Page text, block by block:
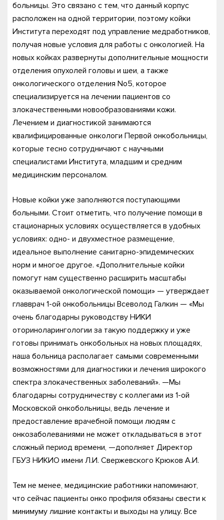
больницы. Это связано с тем, что данный корпус
расположен на одной территории, поэтому койки
Института переходят под управление медработников,
получая новые условия для работы с онкологией. На
новых койках развернуты дополнительные мощности
отделения опухолей головы и шеи, а также
онкологического отделения No5, которое
специализируется на лечении пациентов со
злокачественными новообразованиями кожи.
Лечением и диагностикой занимаются
квалифицированные онкологи Первой онкобольницы,
которые тесно сотрудничают с научными
специалистами Института, младшим и средним
медицинским персоналом.
Новые койки уже заполняются поступающими
больными. Стоит отметить, что получение помощи в
стационарных условиях осуществляется в удобных
условиях: одно- и двухместное размещение,
идеальное выполнение санитарно-эпидемических
норм и многое другое. «Дополнительные койки
помогут нам существенно расширить масштабы
оказываемой онкологической помощи» — утверждает
главврач 1-ой онкобольницы Всеволод Галкин — «Мы
очень благодарны руководству НИКИ
оториноларингологии за такую поддержку и уже
готовы принимать онкобольных на новых площадях,
наша больница располагает самыми современными
возможностями для диагностики и лечения широкого
спектра злокачественных заболеваний». —Мы
благодарны сотрудничеству с коллегами из 1-ой
Московской онкобольницы, ведь лечение и
предоставление врачебной помощи людям с
онкозаболеваниями не может откладываться в этот
сложный период времени, —дополняет Директор
ГБУЗ НИКИО имени Л.И. Свержевского Крюков А.И.
Тем не менее, медицинские работники напоминают,
что сейчас пациенты онко профиля обязаны свести к
минимуму лишние контакты и выходы на улицу. Все